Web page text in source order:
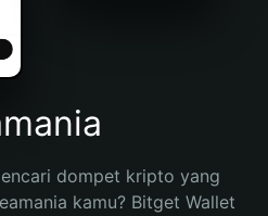
dompet kripto yang
kamu? Bitget Wallet